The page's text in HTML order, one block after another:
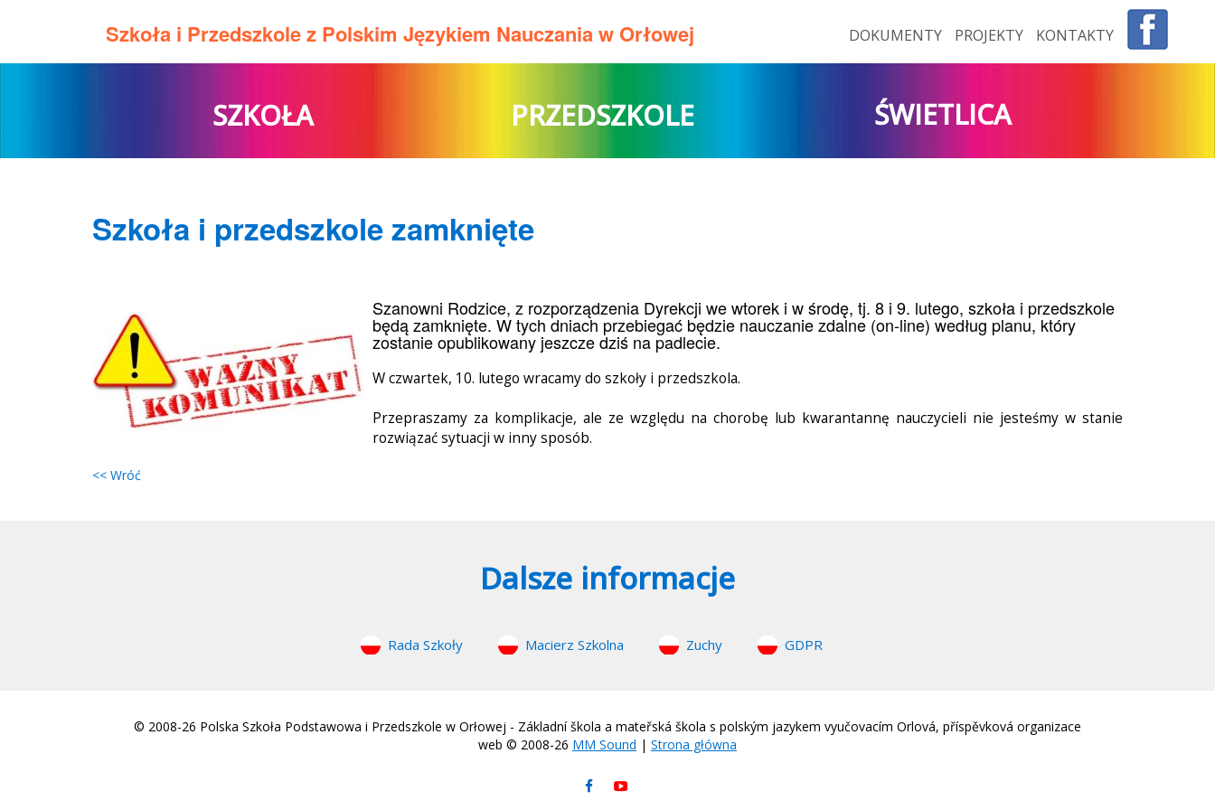
Szkoła i Przedszkole z Polskim Językiem Nauczania w Orłowej DOKUMENTY PROJEKTY KONTAKTY
SZKOŁA PRZEDSZKOLE ŚWIETLICA
Szkoła i przedszkole zamknięte
Szanowni Rodzice, z rozporządzenia Dyrekcji we wtorek i w środę, tj. 8 i 9. lutego, szkoła i przedszkole
będą zamknięte. W tych dniach przebiegać będzie nauczanie zdalne (on-line) według planu, który
zostanie opublikowany jeszcze dziś na padlecie.
W czwartek, 10. lutego wracamy do szkoły i przedszkola.
Przepraszamy za komplikacje, ale ze względu na chorobę lub kwarantannę nauczycieli nie jesteśmy w stanie
rozwiązać sytuacji w inny sposób.
<< Wróć
Dalsze informacje
Rada Szkoły Macierz Szkolna Zuchy GDPR
© 2008-26 Polska Szkoła Podstawowa i Przedszkole w Orłowej - Základní škola a mateřská škola s polským jazykem vyučovacím Orlová, příspěvková organizace
web © 2008-26 MM Sound | Strona główna